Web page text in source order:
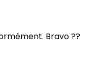
Bravo ??